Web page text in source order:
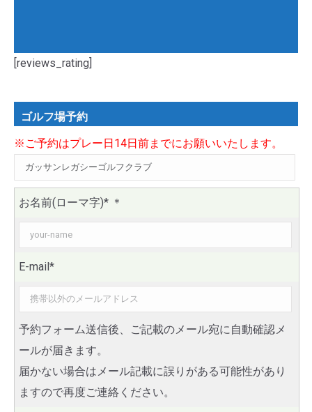
[reviews_rating]
ゴルフ場予約
※ご予約はプレー日14日前までにお願いいたします。
お名前(ローマ字)* ＊
E-mail*
予約フォーム送信後、ご記載のメール宛に自動確認メ
ールが届きます。
届かない場合はメール記載に誤りがある可能性があり
ますので再度ご連絡ください。